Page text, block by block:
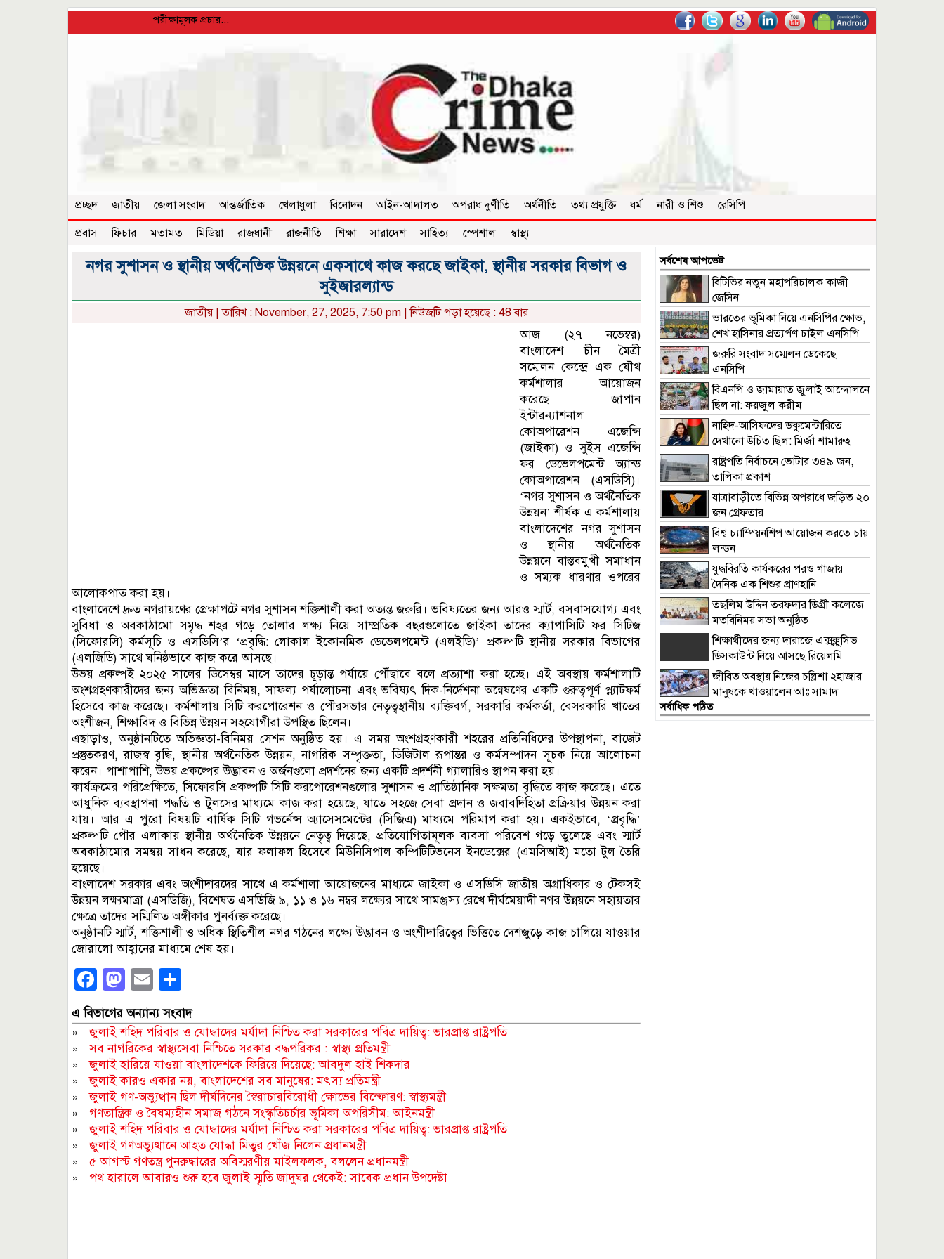
পরীক্ষামূলক প্রচার...
প্রচ্ছদ জাতীয় জেলা সংবাদ আন্তর্জাতিক খেলাধুলা বিনোদন আইন-আদালত অপরাধ দুর্ণীতি অর্থনীতি তথ্য প্রযুক্তি ধর্ম নারী ও শিশু
রেসিপি
প্রবাস
ফিচার মতামত মিডিয়া রাজধানী রাজনীতি শিক্ষা সারাদেশ সাহিত্য স্পেশাল স্বাস্থ্য
নগর সুশাসন ও স্থানীয় অর্থনৈতিক উন্নয়নে একসাথে কাজ করছে জাইকা, স্থানীয় সরকার বিভাগ ও
সুইজারল্যান্ড
জাতীয়| তারিখ : November, 27, 2025, 7:50 pm | নিউজটি পড়া হয়েছে : 48 বার
আজ (২৭ নভেম্বর)
বাংলাদেশ চীন মৈত্রী
সম্মেলন কেন্দ্রে এক যৌথ
কর্মশালার আয়োজন
করেছে জাপান
ইন্টারন্যাশনাল
কোঅপারেশন এজেন্সি
(জাইকা) ও সুইস এজেন্সি
ফর ডেভেলপমেন্ট অ্যান্ড
কোঅপারেশন (এসডিসি)।
‘নগর সুশাসন ও অর্থনৈতিক
উন্নয়ন’ শীর্ষক এ কর্মশালায়
বাংলাদেশের নগর সুশাসন
ও স্থানীয় অর্থনৈতিক
উন্নয়নে বাস্তবমুখী সমাধান
ও সম্যক ধারণার ওপরের
আলোকপাত করা হয়।
বাংলাদেশে দ্রুত নগরায়ণের প্রেক্ষাপটে নগর সুশাসন শক্তিশালী করা অত্যন্ত জরুরি। ভবিষ্যতের জন্য আরও স্মার্ট, বসবাসযোগ্য এবং
সুবিধা ও অবকাঠামো সমৃদ্ধ শহর গড়ে তোলার লক্ষ্য নিয়ে সাম্প্রতিক বছরগুলোতে জাইকা তাদের ক্যাপাসিটি ফর সিটিজ
(সিফোরসি) কর্মসূচি ও এসডিসি’র ‘প্রবৃদ্ধি: লোকাল ইকোনমিক ডেভেলপমেন্ট (এলইডি)’ প্রকল্পটি স্থানীয় সরকার বিভাগের
(এলজিডি) সাথে ঘনিষ্ঠভাবে কাজ করে আসছে।
উভয় প্রকল্পই ২০২৫ সালের ডিসেম্বর মাসে তাদের চূড়ান্ত পর্যায়ে পৌঁছাবে বলে প্রত্যাশা করা হচ্ছে। এই অবস্থায় কর্মশালাটি
অংশগ্রহণকারীদের জন্য অভিজ্ঞতা বিনিময়, সাফল্য পর্যালোচনা এবং ভবিষ্যৎ দিক-নির্দেশনা অন্বেষণের একটি গুরুত্বপূর্ণ প্ল্যাটফর্ম
হিসেবে কাজ করেছে। কর্মশালায় সিটি করপোরেশন ও পৌরসভার নেতৃত্বস্থানীয় ব্যক্তিবর্গ, সরকারি কর্মকর্তা, বেসরকারি খাতের
অংশীজন, শিক্ষাবিদ ও বিভিন্ন উন্নয়ন সহযোগীরা উপস্থিত ছিলেন।
এছাড়াও, অনুষ্ঠানটিতে অভিজ্ঞতা-বিনিময় সেশন অনুষ্ঠিত হয়। এ সময় অংশগ্রহণকারী শহরের প্রতিনিধিদের উপস্থাপনা, বাজেট
প্রস্তুতকরণ, রাজস্ব বৃদ্ধি, স্থানীয় অর্থনৈতিক উন্নয়ন, নাগরিক সম্পৃক্ততা, ডিজিটাল রূপান্তর ও কর্মসম্পাদন সূচক নিয়ে আলোচনা
করেন। পাশাপাশি, উভয় প্রকল্পের উদ্ভাবন ও অর্জনগুলো প্রদর্শনের জন্য একটি প্রদর্শনী গ্যালারিও স্থাপন করা হয়।
কার্যক্রমের পরিপ্রেক্ষিতে, সিফোরসি প্রকল্পটি সিটি করপোরেশনগুলোর সুশাসন ও প্রাতিষ্ঠানিক সক্ষমতা বৃদ্ধিতে কাজ করেছে। এতে
আধুনিক ব্যবস্থাপনা পদ্ধতি ও টুলসের মাধ্যমে কাজ করা হয়েছে, যাতে সহজে সেবা প্রদান ও জবাবদিহিতা প্রক্রিয়ার উন্নয়ন করা
যায়। আর এ পুরো বিষয়টি বার্ষিক সিটি গভর্নেন্স অ্যাসেসমেন্টের (সিজিএ) মাধ্যমে পরিমাপ করা হয়। একইভাবে, ‘প্রবৃদ্ধি’
প্রকল্পটি পৌর এলাকায় স্থানীয় অর্থনৈতিক উন্নয়নে নেতৃত্ব দিয়েছে, প্রতিযোগিতামূলক ব্যবসা পরিবেশ গড়ে তুলেছে এবং স্মার্ট
অবকাঠামোর সমন্বয় সাধন করেছে, যার ফলাফল হিসেবে মিউনিসিপাল কম্পিটিটিভনেস ইনডেক্সের (এমসিআই) মতো টুল তৈরি
হয়েছে।
বাংলাদেশ সরকার এবং অংশীদারদের সাথে এ কর্মশালা আয়োজনের মাধ্যমে জাইকা ও এসডিসি জাতীয় অগ্রাধিকার ও টেকসই
উন্নয়ন লক্ষ্যমাত্রা (এসডিজি), বিশেষত এসডিজি ৯, ১১ ও ১৬ নম্বর লক্ষ্যের সাথে সামঞ্জস্য রেখে দীর্ঘমেয়াদী নগর উন্নয়নে সহায়তার
ক্ষেত্রে তাদের সম্মিলিত অঙ্গীকার পুনর্ব্যক্ত করেছে।
অনুষ্ঠানটি স্মার্ট, শক্তিশালী ও অধিক স্থিতিশীল নগর গঠনের লক্ষ্যে উদ্ভাবন ও অংশীদারিত্বের ভিত্তিতে দেশজুড়ে কাজ চালিয়ে যাওয়ার
জোরালো আহ্বানের মাধ্যমে শেষ হয়।
Facebook
Mastodon
Email
এ বিভাগের অন্যান্য সংবাদ
»জুলাই শহিদ পরিবার ও যোদ্ধাদের মর্যাদা নিশ্চিত করা সরকারের পবিত্র দায়িত্ব: ভারপ্রাপ্ত রাষ্ট্রপতি
»সব নাগরিকের স্বাস্থ্যসেবা নিশ্চিতে সরকার বদ্ধপরিকর : স্বাস্থ্য প্রতিমন্ত্রী
»জুলাই হারিয়ে যাওয়া বাংলাদেশকে ফিরিয়ে দিয়েছে: আবদুল হাই শিকদার
»জুলাই কারও একার নয়, বাংলাদেশের সব মানুষের: মৎস্য প্রতিমন্ত্রী
»জুলাই গণ-অভ্যুত্থান ছিল দীর্ঘদিনের স্বৈরাচারবিরোধী ক্ষোভের বিস্ফোরণ: স্বাস্থ্যমন্ত্রী
» গণতান্ত্রিক ও বৈষম্যহীন সমাজ গঠনে সংস্কৃতিচর্চার ভূমিকা অপরিসীম: আইনমন্ত্রী
»জুলাই শহিদ পরিবার ও যোদ্ধাদের মর্যাদা নিশ্চিত করা সরকারের পবিত্র দায়িত্ব: ভারপ্রাপ্ত রাষ্ট্রপতি
»জুলাই গণঅভ্যুত্থানে আহত যোদ্ধা মিতুর খোঁজ নিলেন প্রধানমন্ত্রী
» ৫ আগস্ট গণতন্ত্র পুনরুদ্ধারের অবিস্মরণীয় মাইলফলক, বললেন প্রধানমন্ত্রী
» পথ হারালে আবারও শুরু হবে জুলাই স্মৃতি জাদুঘর থেকেই: সাবেক প্রধান উপদেষ্টা
সর্বশেষ আপডেট
বিটিভির নতুন মহাপরিচালক কাজী
জেসিন
ভারতের ভূমিকা নিয়ে এনসিপির ক্ষোভ,
শেখ হাসিনার প্রত্যর্পণ চাইল এনসিপি
জরুরি সংবাদ সম্মেলন ডেকেছে
এনসিপি
বিএনপি ও জামায়াত জুলাই আন্দোলনে
ছিল না: ফয়জুল করীম
নাহিদ-আসিফদের ডকুমেন্টারিতে
দেখানো উচিত ছিল: মির্জা শামারুহ
রাষ্ট্রপতি নির্বাচনে ভোটার ৩৪৯ জন,
তালিকা প্রকাশ
যাত্রাবাড়ীতে বিভিন্ন অপরাধে জড়িত ২০
জন গ্রেফতার
বিশ্ব চ্যাম্পিয়নশিপ আয়োজন করতে চায়
লন্ডন
যুদ্ধবিরতি কার্যকরের পরও গাজায়
দৈনিক এক শিশুর প্রাণহানি
তছলিম উদ্দিন তরফদার ডিগ্রী কলেজে
মতবিনিময় সভা অনুষ্ঠিত
শিক্ষার্থীদের জন্য দারাজে এক্সক্লুসিভ
ডিসকাউন্ট নিয়ে আসছে রিয়েলমি
সি১০০এক্স জীবিত অবস্থায় নিজের চল্লিশা ২হাজার
মানুষকে খাওয়ালেন আঃ সামাদ
সর্বাধিক পঠিত